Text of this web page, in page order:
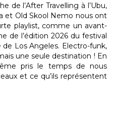
de l’After Travelling à l’Ubu,
et Old Skool Nemo nous ont
playlist, comme un avant-
de l’édition 2026 du festival
de Los Angeles. Electro-funk,
une seule destination ! En
pris le temps de nous
et ce qu’ils représentent